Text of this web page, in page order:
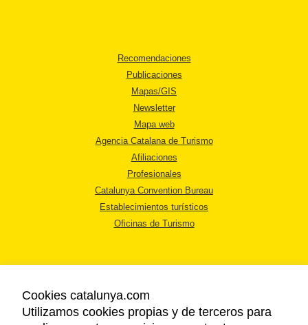
Recomendaciones
Publicaciones
Mapas/GIS
Newsletter
Mapa web
Agencia Catalana de Turismo
Afiliaciones
Profesionales
Catalunya Convention Bureau
Establecimientos turísticos
Oficinas de Turismo
AVISO LEGAL
Cookies catalunya.com
Utilizamos cookies propias y de terceros para